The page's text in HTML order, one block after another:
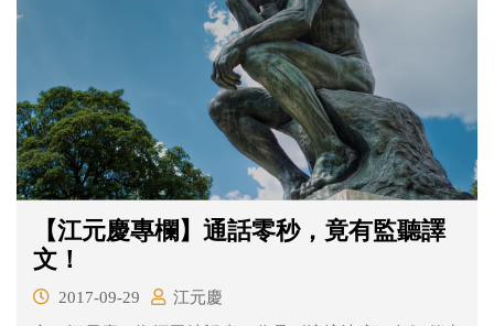
【江元慶專欄】通話零秒，竟有監聽譯
文！
2017-09-29
江元慶